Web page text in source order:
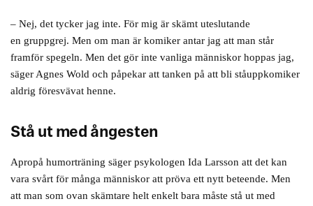
– Nej, det tycker jag inte. För mig är skämt uteslutande
en gruppgrej. Men om man är komiker antar jag att man står
framför spegeln. Men det gör inte vanliga människor hoppas jag,
säger Agnes Wold och påpekar att tanken på att bli ståuppkomiker
aldrig föresvävat henne.
Stå ut med ångesten
Apropå humorträning säger psykologen Ida Larsson att det kan
vara svårt för många människor att pröva ett nytt beteende. Men
att man som ovan skämtare helt enkelt bara måste stå ut med